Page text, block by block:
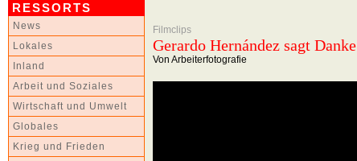
RESSORTS
News
Lokales
Inland
Arbeit und Soziales
Wirtschaft und Umwelt
Globales
Krieg und Frieden
Filmclips
Gerardo Hernández sagt Danke
Von Arbeiterfotografie